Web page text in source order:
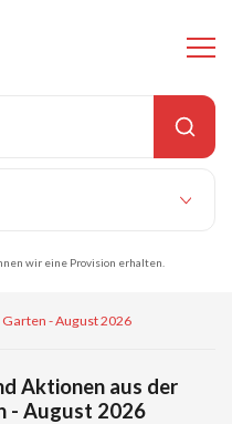
wir eine Provision erhalten.
- August 2026
Aktionen aus der
- August 2026